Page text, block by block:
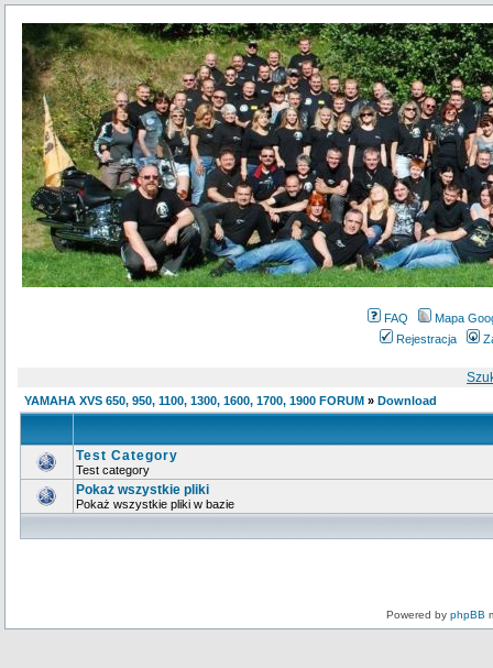
FAQ
Mapa
Rejestracja
YAMAHA XVS 650, 950, 1100, 1300, 1600, 1700, 1900 FORUM » Download
Test Category
Test category
Pokaż wszystkie pliki
Pokaż wszystkie pliki w bazie
Powered by phpBB